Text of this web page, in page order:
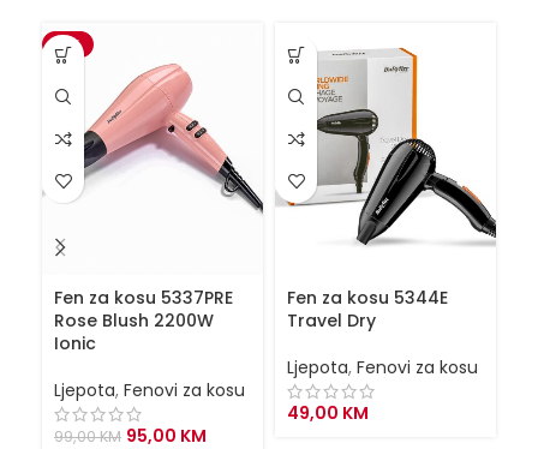
-4%
Fen za kosu 5337PRE
Rose Blush 2200W
Ionic
Ljepota, Fenovi za kosu
99,00KM Original
95,00 KM
Fen za kosu 5344E
Travel Dry
Ljepota, Fenovi za kosu
49,00 KM